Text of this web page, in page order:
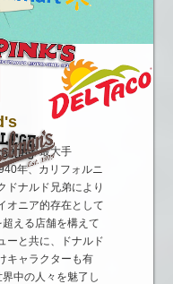
ド世界最大手
年、カリフォルニ
ドナルド兄弟により
オニア的存在として
える店舗を構えて
ーと共に、ドナルド
キャラクターも有
中の人々を魅了し